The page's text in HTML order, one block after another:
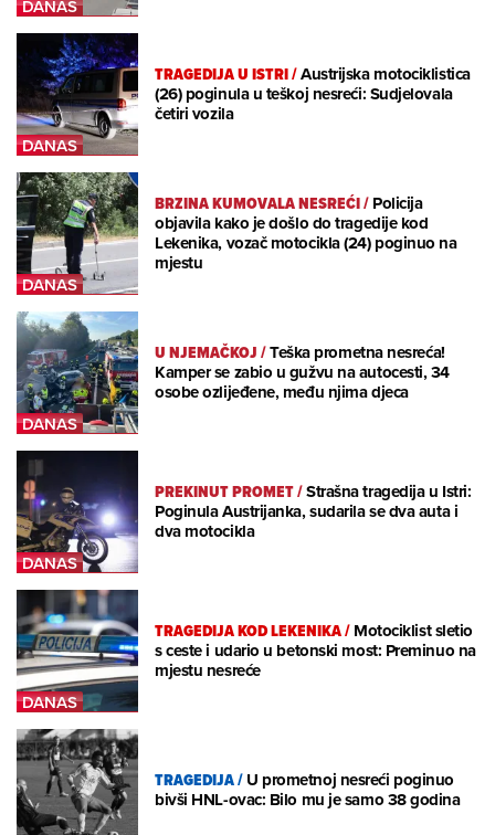
TRAGEDIJA U ISTRI/Austrijska motociklistica
(26) poginula u teškoj nesreći: Sudjelovala
četiri vozila
BRZINA KUMOVALA NESREĆI/Policija
objavila kako je došlo do tragedije kod
Lekenika, vozač motocikla (24) poginuo na
mjestu
U NJEMAČKOJ/Teška prometna nesreća!
Kamper se zabio u gužvu na autocesti, 34
osobe ozlijeđene, među njima djeca
PREKINUT PROMET/Strašna tragedija u Istri:
Poginula Austrijanka, sudarila se dva auta i
dva motocikla
TRAGEDIJA KOD LEKENIKA/Motociklist sletio
s ceste i udario u betonski most: Preminuo na
mjestu nesreće
TRAGEDIJA/U prometnoj nesreći poginuo
bivši HNL-ovac: Bilo mu je samo 38 godina